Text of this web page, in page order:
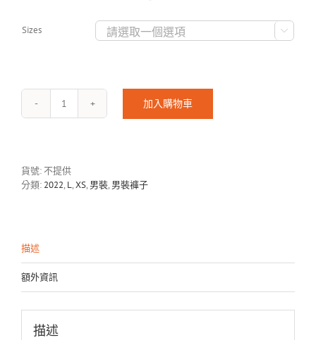
Sizes 
KOL22-
量
加入購物車
貨號:不提供
分類: 2022, L,XS, 男裝, 男裝褲子
描述
額外資訊
描述